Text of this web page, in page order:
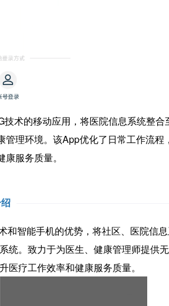
的移动应用，将医院信息系统整合
理环境。该App优化了日常工作流程
服务质量。
智能手机的优势，将社区、医院信
统。致力于为医生、健康管理师提供
疗工作效率和健康服务质量。